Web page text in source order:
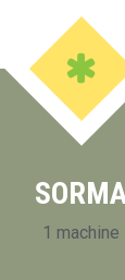
1 machine